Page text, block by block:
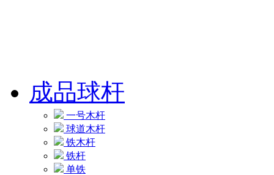
成品球杆
一号木杆
球道木杆
铁木杆
铁杆
单铁